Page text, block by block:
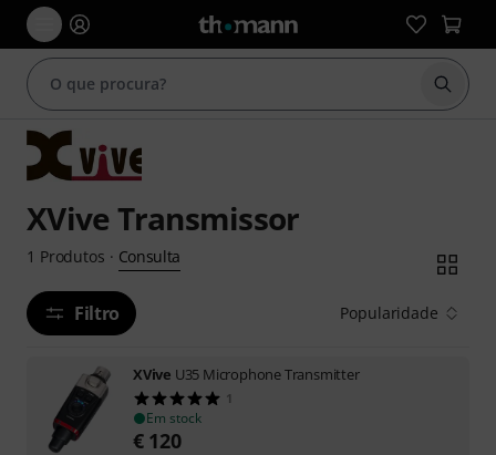
Iniciar
XVive Transmissor
1 Produtos · Consulta
Filtro Popularidade
XVive U35 Microphone Transmitter
1
Em stock
€ 120